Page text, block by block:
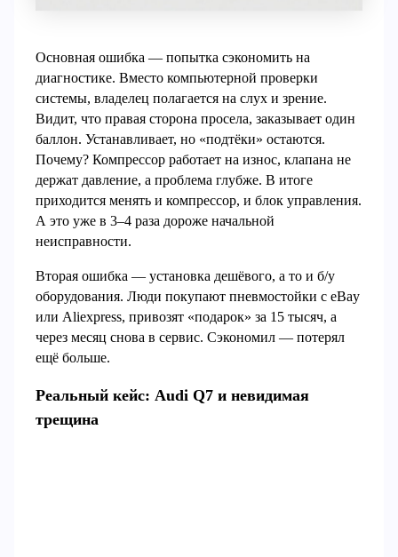
Основная ошибка — попытка сэкономить на
диагностике. Вместо компьютерной проверки
системы, владелец полагается на слух и зрение.
Видит, что правая сторона просела, заказывает один
баллон. Устанавливает, но «подтёки» остаются.
Почему? Компрессор работает на износ, клапана не
держат давление, а проблема глубже. В итоге
приходится менять и компрессор, и блок управления.
А это уже в 3–4 раза дороже начальной
неисправности.
Вторая ошибка — установка дешёвого, а то и б/у
оборудования. Люди покупают пневмостойки с eBay
или Aliexpress, привозят «подарок» за 15 тысяч, а
через месяц снова в сервис. Сэкономил — потерял
ещё больше.
Реальный кейс: Audi Q7 и невидимая
трещина